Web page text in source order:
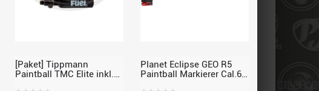
[Paket] Tippmann
Paintball TMC Elite inkl.
Planet Eclipse GEO R5
Paintball Markierer Cal.68,